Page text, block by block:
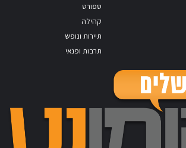
ספורט
קהילה
תיירות ונופש
תרבות ופנאי